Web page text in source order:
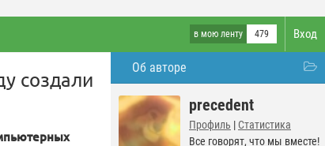
Вход
в мою ленту 479
Об авторе
precedent
Профиль | Статистика
Все говорят, что мы вместе!
создали